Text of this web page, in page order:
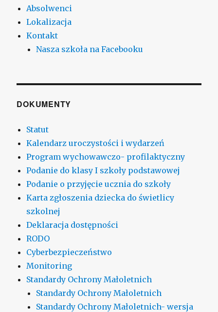
Absolwenci
Lokalizacja
Kontakt
Nasza szkoła na Facebooku
DOKUMENTY
Statut
Kalendarz uroczystości i wydarzeń
Program wychowawczo- profilaktyczny
Podanie do klasy I szkoły podstawowej
Podanie o przyjęcie ucznia do szkoły
Karta zgłoszenia dziecka do świetlicy
szkolnej
Deklaracja dostępności
RODO
Cyberbezpieczeństwo
Monitoring
Standardy Ochrony Małoletnich
Standardy Ochrony Małoletnich
Standardy Ochrony Małoletnich- wersja